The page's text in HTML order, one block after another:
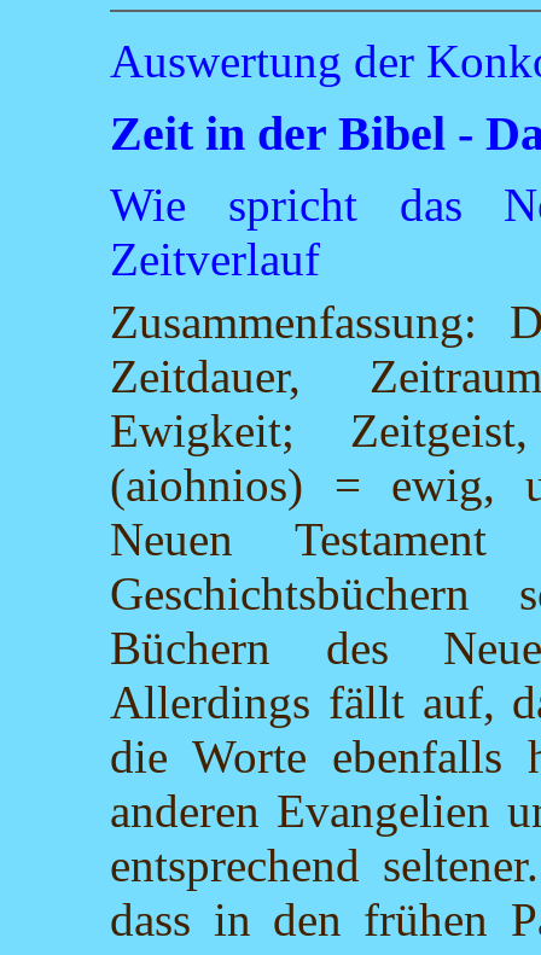
Auswertung der
Zeit in der Bibel -
Wie spricht das
Zeitverlauf
Zeitdauer,
Ewigkeit;
(aiohnios) = ewig,
Neuen
Büchern des
Allerdings fällt auf,
die Worte ebenfalls
anderen Evangelien
entsprechend
dass in den frühen